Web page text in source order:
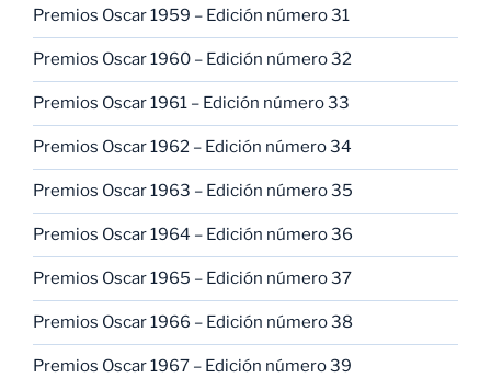
Premios Oscar 1959 – Edición número 31
Premios Oscar 1960 – Edición número 32
Premios Oscar 1961 – Edición número 33
Premios Oscar 1962 – Edición número 34
Premios Oscar 1963 – Edición número 35
Premios Oscar 1964 – Edición número 36
Premios Oscar 1965 – Edición número 37
Premios Oscar 1966 – Edición número 38
Premios Oscar 1967 – Edición número 39